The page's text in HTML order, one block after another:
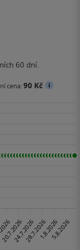
60 dní.
cena:90 Kč